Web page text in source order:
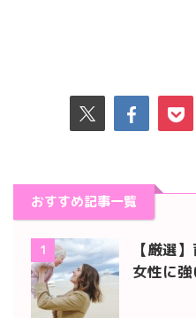
おすすめ記事一覧
1
【厳選
女性に